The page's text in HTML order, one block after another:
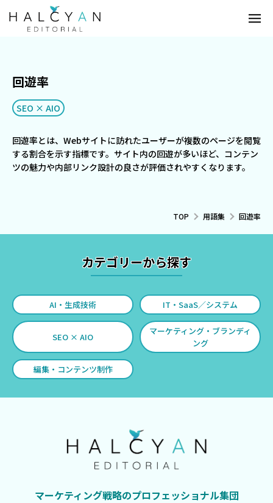
回遊率
SEO × AIO
回遊率とは、Webサイトに訪れたユーザーが複数のページを閲覧
する割合を示す指標です。サイト内の回遊が多いほど、コンテン
ツの魅力や内部リンク設計の良さが評価されやすくなります。
TOP 用語集 回遊率
カテゴリーから探す
AI・生成技術 IT・SaaS／システム
SEO × AIO
マーケティング・ブランディ
ング
編集・コンテンツ制作
マーケティング戦略のプロフェッショナル集団